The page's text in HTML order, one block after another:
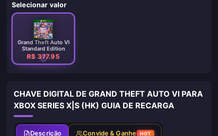
Selecionar valor
Grand Theft Auto VI
Standard Edition
R$ 377.95
CHAVE DIGITAL DE GRAND THEFT AUTO VI PARA
XBOX SERIES X|S (HK) GUIA DE RECARGA
Descrição Convide & Ganhe HOT